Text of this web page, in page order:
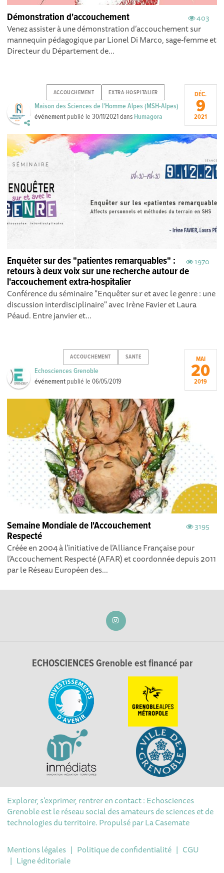
403
Démonstration d'accouchement
Venez assister à une démonstration d’accouchement sur
mannequin pédagogique par Lionel Di Marco , sage-femme et
Directeur du Département de...
ACCOUCHEMENT EXTRA-HOSPITALIER
Maison des Sciences de l'Homme Alpes (MSH-Alpes)
événement publié le30/11/2021dans Humagora
DÉC.
9
2021
1970
Enquêter sur des "patientes remarquables" :
retours à deux voix sur une recherche autour de
l'accouchement extra-hospitalier
Conférence du séminaire "Enquêter sur et avec le genre : une
discussion interdisciplinaire" avec Irène Favier et Laura
Péaud. Entre janvier et...
ACCOUCHEMENT SANTE
Echosciences Grenoble
événement publié le06/05/2019
MAI
20
2019
3195
Semaine Mondiale de l'Accouchement
Respecté
Créée en 2004 à l’initiative de l’Alliance Française pour
l’Accouchement Respecté (AFAR) et coordonnée depuis 2011
par le Réseau Européen des...
ECHOSCIENCES Grenoble est financé par
Explorer, s’exprimer, rentrer en contact : Echosciences
Grenoble est le réseau social des amateurs de sciences et de
technologies du territoire. Propulsé parLa Casemate
Mentions légales | Politique de confidentialité | CGU
| Ligne éditoriale